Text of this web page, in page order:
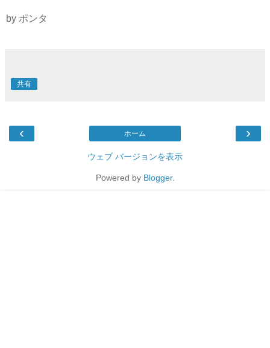
by ポンタ
共有
‹ ›
ホーム
ウェブ バージョンを表示
Powered by Blogger.